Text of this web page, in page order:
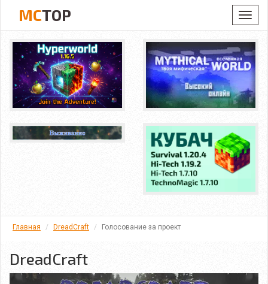
MCTOP
Главная DreadCraft Голосование за проект
DreadCraft